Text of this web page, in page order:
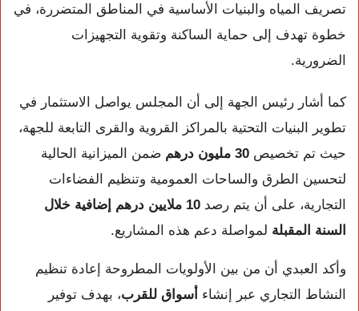
تصريف المياه والبنيات الأساسية في المناطق المتضررة، في
خطوة تهدف إلى حماية الساكنة وتقوية التجهيزات
الضرورية.
كما أشار رئيس الجهة إلى أن المجلس يواصل الاستثمار في
تطوير البنيات التحتية بالمراكز القروية والقرى التابعة للجهة،
حيث تم تخصيص 30 مليون درهم
ضمن الميزانية الحالية
لتحسين الطرق والساحات العمومية وتنظيم الفضاءات
التجارية، على أن يتم رصد
10 ملايين درهم إضافية خلال
السنة المقبلة لمواصلة دعم هذه المشاريع.
وأكد العبدي أن من بين الأولويات المطروحة إعادة تنظيم
النشاط التجاري عبر إنشاء أسواق للقرب، بهدف توفير